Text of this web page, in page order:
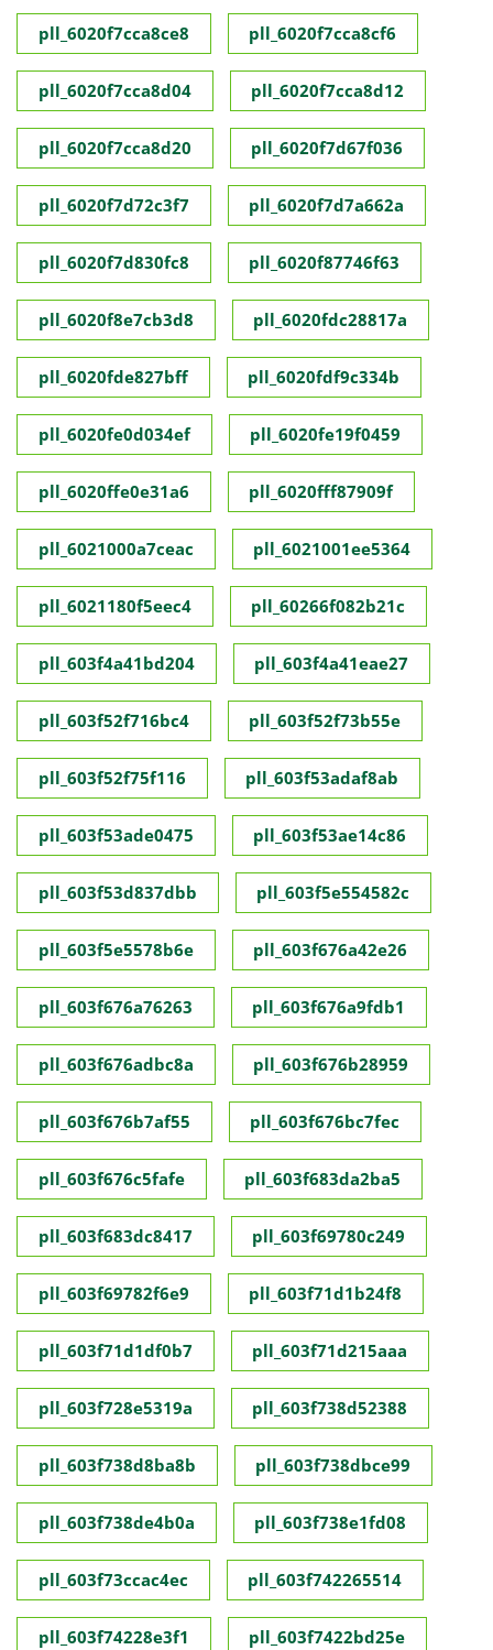
pll_6020f7cca8ce8 pll_6020f7cca8cf6
pll_6020f7cca8d04 pll_6020f7cca8d12
pll_6020f7cca8d20 pll_6020f7d67f036
pll_6020f7d72c3f7 pll_6020f7d7a662a
pll_6020f7d830fc8 pll_6020f87746f63
pll_6020f8e7cb3d8 pll_6020fdc28817a
pll_6020fde827bff pll_6020fdf9c334b
pll_6020fe0d034ef pll_6020fe19f0459
pll_6020ffe0e31a6 pll_6020fff87909f
pll_6021000a7ceac pll_6021001ee5364
pll_6021180f5eec4 pll_60266f082b21c
pll_603f4a41bd204 pll_603f4a41eae27
pll_603f52f716bc4 pll_603f52f73b55e
pll_603f52f75f116 pll_603f53adaf8ab
pll_603f53ade0475 pll_603f53ae14c86
pll_603f53d837dbb pll_603f5e554582c
pll_603f5e5578b6e pll_603f676a42e26
pll_603f676a76263 pll_603f676a9fdb1
pll_603f676adbc8a pll_603f676b28959
pll_603f676b7af55 pll_603f676bc7fec
pll_603f676c5fafe pll_603f683da2ba5
pll_603f683dc8417 pll_603f69780c249
pll_603f69782f6e9 pll_603f71d1b24f8
pll_603f71d1df0b7 pll_603f71d215aaa
pll_603f728e5319a pll_603f738d52388
pll_603f738d8ba8b pll_603f738dbce99
pll_603f738de4b0a pll_603f738e1fd08
pll_603f73ccac4ec pll_603f742265514
pll_603f74228e3f1 pll_603f7422bd25e